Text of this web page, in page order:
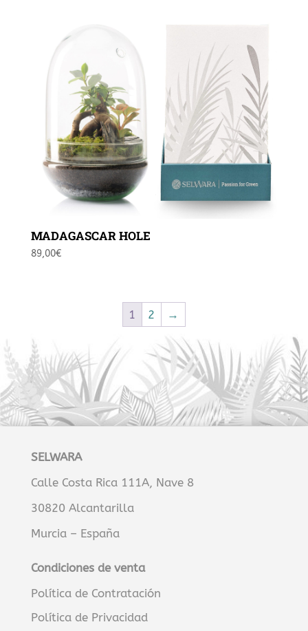
MADAGASCAR HOLE
89,00€
1 2 →
SELWARA
Calle Costa Rica 111A, Nave 8
30820 Alcantarilla
Murcia – España
Condiciones de venta
Política de Contratación
Política de Privacidad